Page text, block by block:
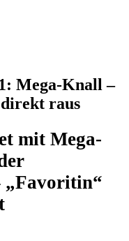
Mega-Knall –
raus
mit Mega-
„Favoritin“